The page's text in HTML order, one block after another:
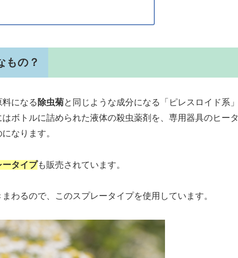
もの？
になる 除虫菊と同じような成分になる「ピレスロイド系」
ボトルに詰められた液体の殺虫薬剤を、専用器具のヒータ
なります。
ータイプも販売されています。
わるので、このスプレータイプを使用しています。